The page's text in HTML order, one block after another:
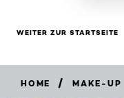
WEITER ZUR STARTSEITE
HOME / MAKE-UP